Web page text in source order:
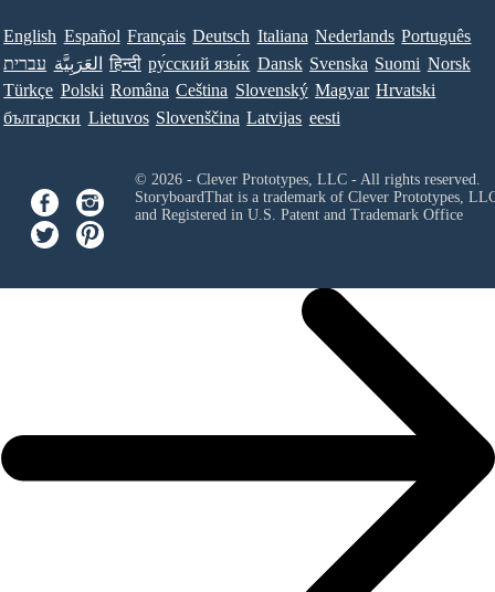
English Español Français Deutsch Italiana Nederlands Português
עברית العَرَبِيَّة हिन्दी ру́сский язы́к Dansk Svenska Suomi Norsk
Türkçe Polski Româna Ceština Slovenský Magyar Hrvatski
български Lietuvos Slovenščina Latvijas eesti
© 2026 - Clever Prototypes, LLC - All rights reserved.
StoryboardThat is a trademark of Clever Prototypes,
and Registered in U.S. Patent and Trademark Office